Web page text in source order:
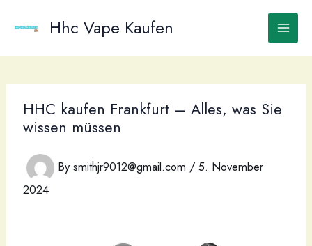
Hhc Vape Kaufen
HHC kaufen Frankfurt – Alles, was Sie
wissen müssen
By smithjr9012@gmail.com / 5. November
2024